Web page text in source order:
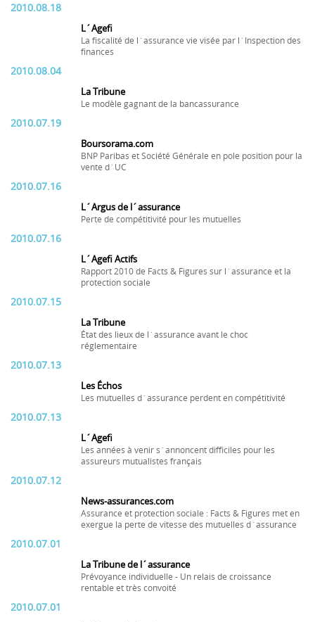
2010.08.18
L´Agefi
La fiscalité de l´assurance vie visée par l´Inspection des
finances
2010.08.04
La Tribune
Le modèle gagnant de la bancassurance
2010.07.19
Boursorama.com
BNP Paribas et Société Générale en pole position pour la
vente d´UC
2010.07.16
L´Argus de l´assurance
Perte de compétitivité pour les mutuelles
2010.07.16
L´Agefi Actifs
Rapport 2010 de Facts & Figures sur l´assurance et la
protection sociale
2010.07.15
La Tribune
État des lieux de l´assurance avant le choc
réglementaire
2010.07.13
Les Échos
Les mutuelles d´assurance perdent en compétitivité
2010.07.13
L´Agefi
Les années à venir s´annoncent difficiles pour les
assureurs mutualistes français
2010.07.12
News-assurances.com
Assurance et protection sociale : Facts & Figures met en
exergue la perte de vitesse des mutuelles d´assurance
2010.07.01
La Tribune de l´assurance
Prévoyance individuelle - Un relais de croissance
rentable et très convoité
2010.07.01